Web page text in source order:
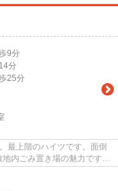
9分
分
25分
最上階のハイツです。面倒
内ごみ置き場の魅力です。